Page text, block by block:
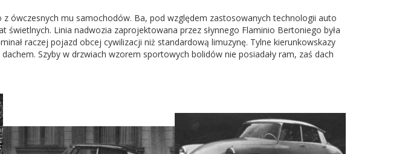
z ówczesnych mu samochodów. Ba, pod względem zastosowanych technologii auto
świetlnych. Linia nadwozia zaprojektowana przez słynnego Flaminio Bertoniego była
raczej pojazd obcej cywilizacji niż standardową limuzynę. Tylne kierunkowskazy
Szyby w drzwiach wzorem sportowych bolidów nie posiadały ram, zaś dach